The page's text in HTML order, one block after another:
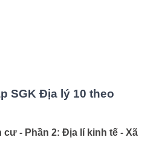
SGK Địa lý 10 theo
- Phần 2: Địa lí kinh tế - Xã